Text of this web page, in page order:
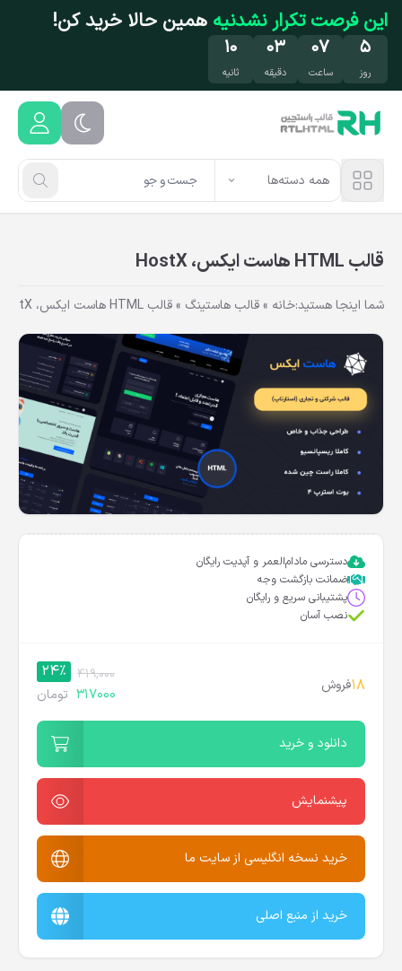
رفتن به محتوای اصلی
این فرصت تکرار نشدنیه همین حالا خرید کن!
۵
روز
۰۷
ساعت
۰۳
دقیقه
۱۰
ثانیه
همه دسته‌ها
قالب HTML هاست ایکس، HostX
شما اینجا هستید:خانه »قالب هاستینگ »قالب HTML هاست ایکس، HostX
دسترسی مادام‌العمر و آپدیت رایگان
ضمانت بازگشت وجه
پشتیبانی سریع و رایگان
نصب آسان
18فروش
419,000
24%
317000 تومان
دانلود و خرید
پیشنمایش
خرید نسخه انگلیسی از سایت ما
خرید از منبع اصلی